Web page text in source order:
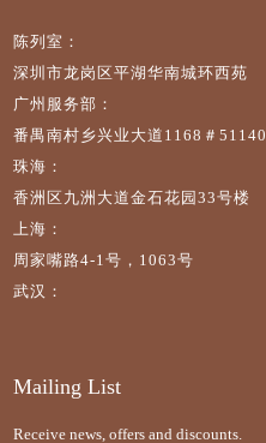
陈列室：
深圳市龙岗区平湖华南城环西苑
广州服务部：
番禺南村乡兴业大道1168＃
珠海：
香洲区九洲大道金石花园33号楼
上海：
周家嘴路4-1号，1063号
武汉：
Mailing List
Receive news, offers and discounts.